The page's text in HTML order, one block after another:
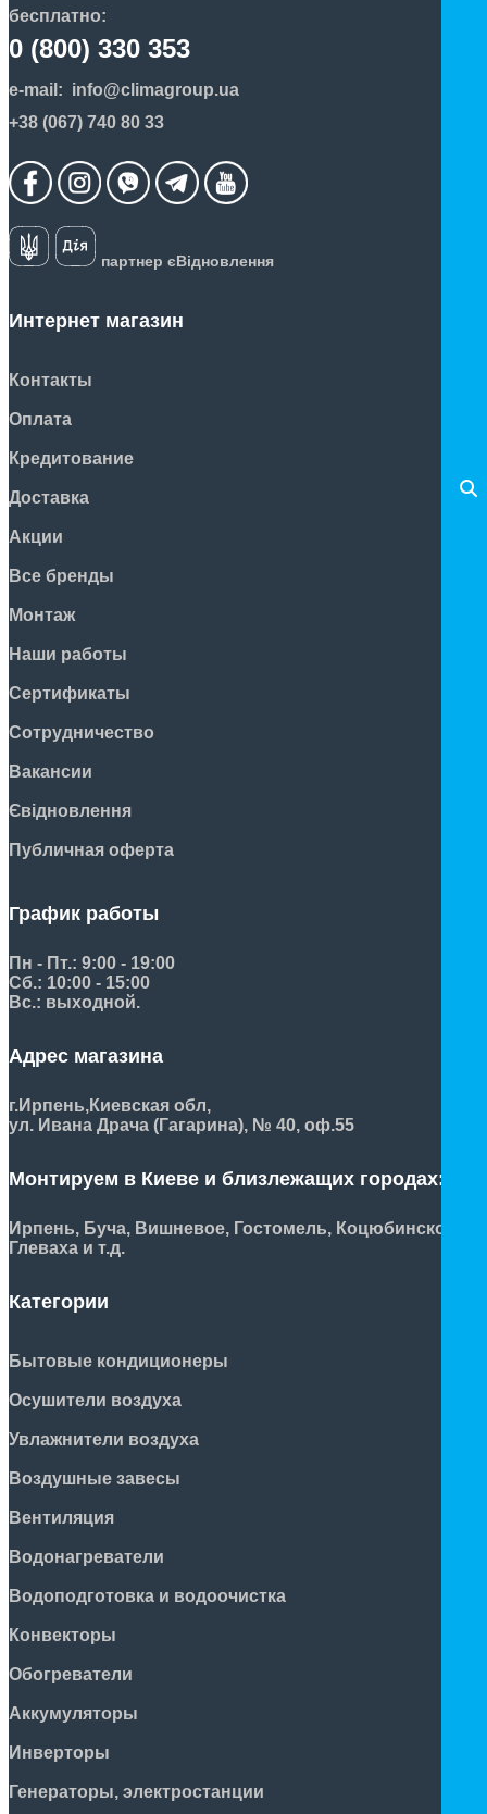
бесплатно:
0 (800) 330 353
e-mail: info@climagroup.ua
+38 (067) 740 80 33
партнер єВідновлення
Интернет магазин
Контакты
Оплата
Кредитование
Доставка
Акции
Все бренды
Монтаж
Наши работы
Сертификаты
Сотрудничество
Вакансии
Євідновлення
Публичная оферта
График работы
Пн - Пт.: 9:00 - 19:00
Сб.: 10:00 - 15:00
Вс.: выходной.
Адрес магазина
г.Ирпень,Киевская обл,
ул. Ивана Драча (Гагарина), № 40, оф.55
Монтируем в Киеве и близлежащих городах:
Ирпень, Буча, Вишневое, Гостомель, Коцюбинское,
Глеваха и т.д.
Категории
Бытовые кондиционеры
Осушители воздуха
Увлажнители воздуха
Воздушные завесы
Вентиляция
Водонагреватели
Водоподготовка и водоочистка
Конвекторы
Обогреватели
Аккумуляторы
Инверторы
Генераторы, электростанции